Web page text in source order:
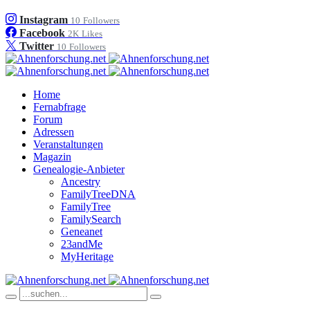
Instagram 10 Followers
Facebook 2K Likes
Twitter 10 Followers
Home
Fernabfrage
Forum
Adressen
Veranstaltungen
Magazin
Genealogie-Anbieter
Ancestry
FamilyTreeDNA
FamilyTree
FamilySearch
Geneanet
23andMe
MyHeritage